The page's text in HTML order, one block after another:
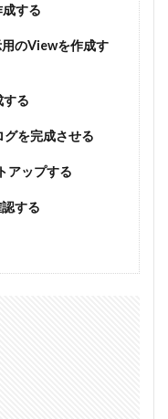
する
のViewを作成す
る
を完成させる
アップする
する